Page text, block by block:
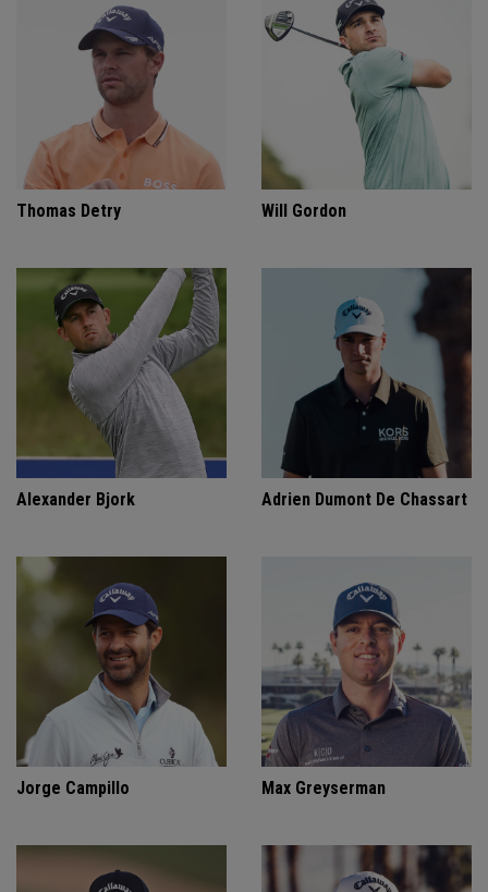
Thomas Detry Will Gordon
Alexander Bjork Adrien Dumont De Chassart
Jorge Campillo Max Greyserman